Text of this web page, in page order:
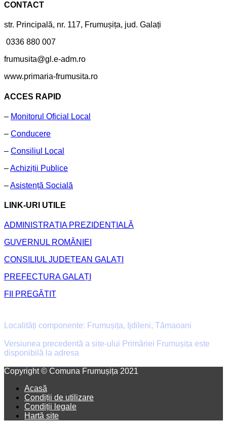
CONTACT
str. Principală, nr. 117, Frumușița, jud. Galați
0336 880 007
frumusita@gl.e-adm.ro
www.primaria-frumusita.ro
ACCES RAPID
– Monitorul Oficial Local
– Conducere
– Consiliul Local
–Achiziții Publice
–Asistență Socială
LINK-URI UTILE
ADMINISTRAȚIA PREZIDENȚIALĂ
GUVERNUL ROMÂNIEI
CONSILIUL JUDEȚEAN GALAȚI
PREFECTURA GALAȚI
FII PREGĂTIT
Localități componente: Frumușița, Ijdileni, Tămaoani
Versiunea precedentă a site-ului Primăriei Frumușița este
disponibilă la adresa
Copyright © Comuna Frumușița 2021
Acasă
Condiții de utilizare
Condiții legale
Hartă site